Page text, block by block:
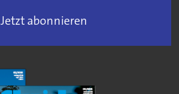
Jetzt abonnieren